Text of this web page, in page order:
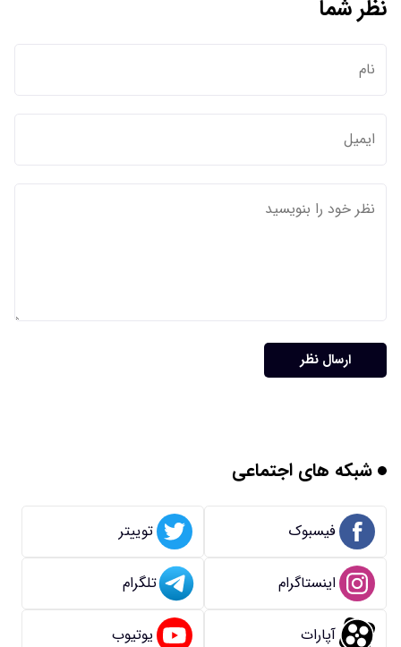
نظر شما
ارسال نظر
شبکه های اجتماعی
فیسبوک توییتر
اینستاگرام تلگرام
آپارات یوتیوب